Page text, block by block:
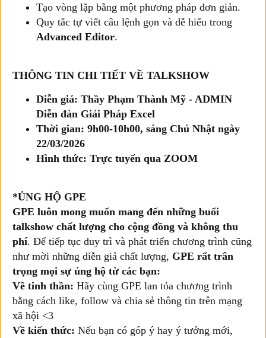
Tạo vòng lặp bằng một phương pháp đơn giản.
Quy tắc tự viết câu lệnh gọn và dễ hiểu trong
Advanced Editor.
THÔNG TIN CHI TIẾT VỀ TALKSHOW
Diễn giả: Thầy Phạm Thành Mỹ - ADMIN
Diễn đàn Giải Pháp Excel
Thời gian: 9h00-10h00, sáng Chủ Nhật ngày
22/03/2026
Hình thức: Trực tuyến qua ZOOM
*ỦNG HỘ GPE
GPE luôn mong muốn mang đến những buổi
talkshow chất lượng cho cộng đồng và không thu
phí. Để tiếp tục duy trì và phát triển chương trình cũng
như mời những diễn giả chất lượng, GPE rất trân
trọng mọi sự ủng hộ từ các bạn:
Về tinh thần: Hãy cùng GPE lan tỏa chương trình
bằng cách like, follow và chia sẻ thông tin trên mạng
xã hội <3
Về kiến thức: Nếu bạn có góp ý hay ý tưởng mới,